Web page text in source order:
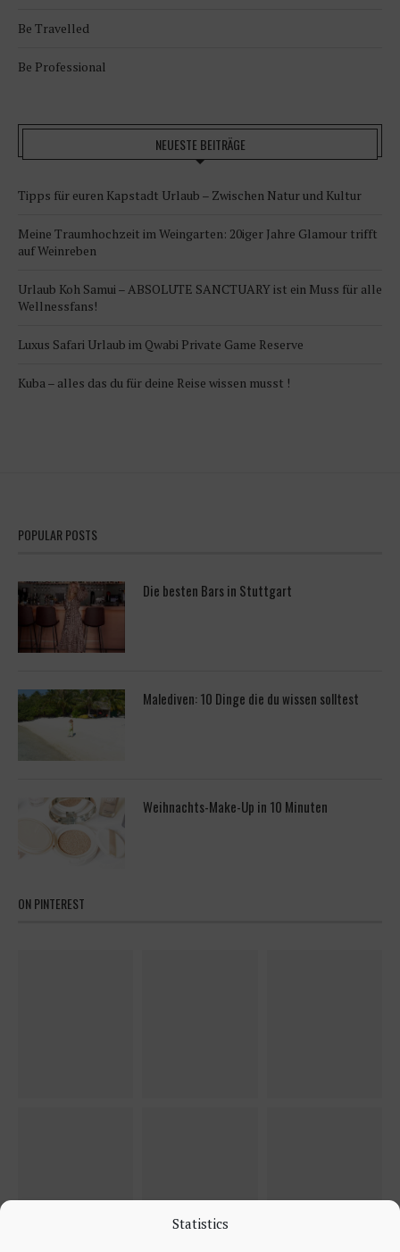
Statistics
Be Travelled
Be Professional
NEUESTE BEITRÄGE
Tipps für euren Kapstadt Urlaub – Zwischen Natur und Kultur
Meine Traumhochzeit im Weingarten: 20iger Jahre Glamour trifft
auf Weinreben
Urlaub Koh Samui – ABSOLUTE SANCTUARY ist ein Muss für alle
Wellnessfans!
Luxus Safari Urlaub im Qwabi Private Game Reserve
Kuba – alles das du für deine Reise wissen musst !
POPULAR POSTS
Die besten Bars in Stuttgart
Malediven: 10 Dinge die du wissen solltest
Weihnachts-Make-Up in 10 Minuten
ON PINTEREST